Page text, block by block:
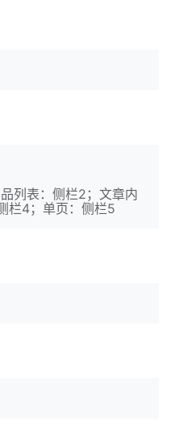
列表：侧栏2；文章内
栏4；单页：侧栏5